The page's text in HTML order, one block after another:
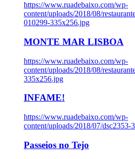
https://www.ruadebaixo.com/wp-
content/uploads/2018/08/
010299-335x256.jpg
MONTE MAR LISBOA
https://www.ruadebaixo.com/wp-
content/uploads/2018/08/
335x256.jpg
INFAME!
https://www.ruadebaixo.com/wp-
content/uploads/2018/07/dsc2353-
Passeios no Tejo